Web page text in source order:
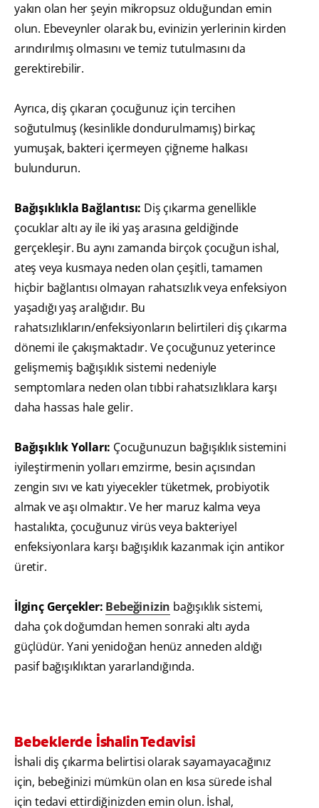
yakın olan her şeyin mikropsuz olduğundan emin
olun. Ebeveynler olarak bu, evinizin yerlerinin kirden
arındırılmış olmasını ve temiz tutulmasını da
gerektirebilir.
Ayrıca, diş çıkaran çocuğunuz için tercihen
soğutulmuş (kesinlikle dondurulmamış) birkaç
yumuşak, bakteri içermeyen çiğneme halkası
bulundurun.
Bağışıklıkla Bağlantısı: Diş çıkarma genellikle
çocuklar altı ay ile iki yaş arasına geldiğinde
gerçekleşir. Bu aynı zamanda birçok çocuğun ishal,
ateş veya kusmaya neden olan çeşitli, tamamen
hiçbir bağlantısı olmayan rahatsızlık veya enfeksiyon
yaşadığı yaş aralığıdır. Bu
rahatsızlıkların/enfeksiyonların belirtileri diş çıkarma
dönemi ile çakışmaktadır. Ve çocuğunuz yeterince
gelişmemiş bağışıklık sistemi nedeniyle
semptomlara neden olan tıbbi rahatsızlıklara karşı
daha hassas hale gelir.
Bağışıklık Yolları: Çocuğunuzun bağışıklık sistemini
iyileştirmenin yolları emzirme, besin açısından
zengin sıvı ve katı yiyecekler tüketmek, probiyotik
almak ve aşı olmaktır. Ve her maruz kalma veya
hastalıkta, çocuğunuz virüs veya bakteriyel
enfeksiyonlara karşı bağışıklık kazanmak için antikor
üretir.
İlginç Gerçekler: Bebeğinizin bağışıklık sistemi,
daha çok doğumdan hemen sonraki altı ayda
güçlüdür. Yani yenidoğan henüz anneden aldığı
pasif bağışıklıktan yararlandığında.
Bebeklerde İshalin Tedavisi
İshali diş çıkarma belirtisi olarak sayamayacağınız
için, bebeğinizi mümkün olan en kısa sürede ishal
için tedavi ettirdiğinizden emin olun. İshal,